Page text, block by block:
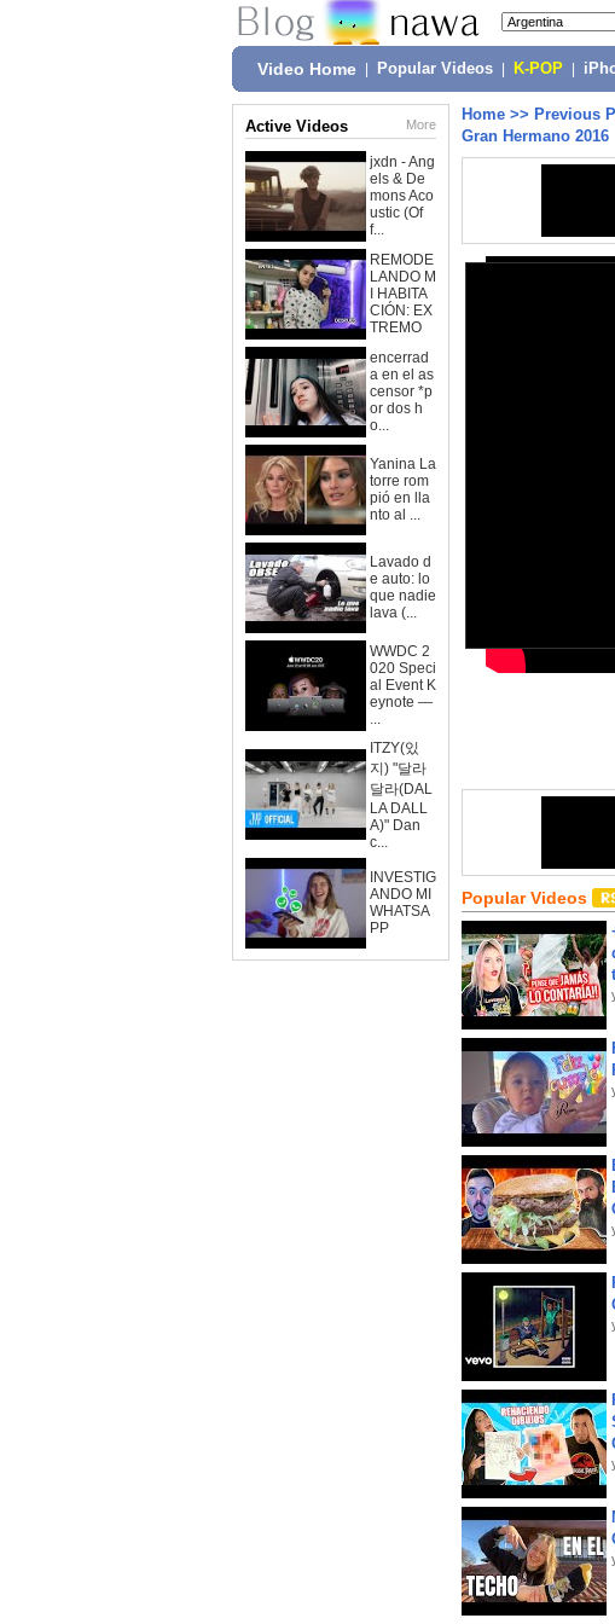
Video Home Popular Videos K-POP
Active Videos More
jxdn - Ang
els & De
mons Aco
ustic (Of
f...
REMODE
LANDO M
I HABITA
CIÓN: EX
TREMO
encerrad
a en el as
censor *p
or dos h
o...
Yanina La
torre rom
pió en lla
nto al ...
Lavado d
e auto: lo
que nadie
lava (...
WWDC 2
020 Speci
al Event K
eynote —
...
ITZY(있
지) "달라
달라(DAL
LA DALL
A)" Dan
c...
INVESTIG
ANDO MI
WHATSA
PP
Home >> Previous
Gran Hermano 2016
Popular Videos